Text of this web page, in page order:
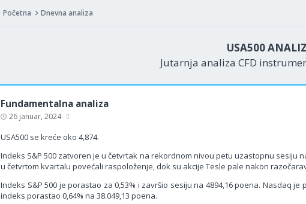
Početna Dnevna analiza
USA500
Jutarnja analiza CFD
Fundamentalna analiza
26 januar, 2024
USA500 se kreće oko 4,874.
Indeks S&P 500 zatvoren je u četvrtak na rekordnom nivou petu uzastopnu sesiju
u četvrtom kvartalu povećali raspoloženje, dok su akcije Tesle pale nakon
Indeks S&P 500 je porastao za 0,53% i završio sesiju na 4894,16 poena. Nasdaq
indeks porastao 0,64% na 38.049,13 poena.